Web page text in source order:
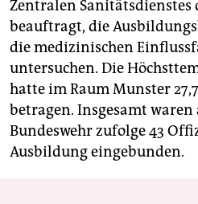
Zentralen Sanitätsdienstes
beauftragt, die
die medizinischen
untersuchen. Die
hatte im Raum Munster
betragen. Insgesamt waren
Bundeswehr zufolge 43
Ausbildung eingebunden.